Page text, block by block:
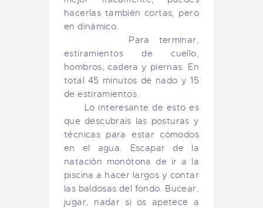
hacerlas también cortas, pero
en dinámico.
Para terminar,
estiramientos de cuello,
hombros, cadera y piernas. En
total 45 minutos de nado y 15
de estiramientos.
Lo interesante de esto es
que descubrais las posturas y
técnicas para estar cómodos
en el agua. Escapar de la
natación monótona de ir a la
piscina a hacer largos y contar
las baldosas del fondo. Bucear,
jugar, nadar si os apetece a